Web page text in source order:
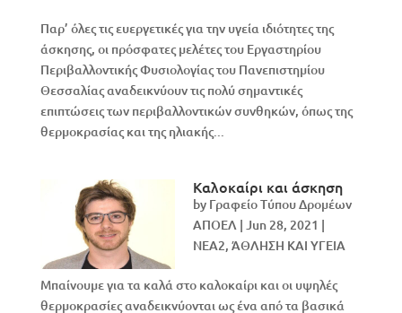
Παρ’ όλες τις ευεργετικές για την υγεία ιδιότητες της
άσκησης, οι πρόσφατες μελέτες του Εργαστηρίου
Περιβαλλοντικής Φυσιολογίας του Πανεπιστημίου
Θεσσαλίας αναδεικνύουν τις πολύ σημαντικές
επιπτώσεις των περιβαλλοντικών συνθηκών, όπως της
θερμοκρασίας και της ηλιακής...
Καλοκαίρι και άσκηση
by Γραφείο Τύπου Δρομέων
ΑΠΟΕΛ | Jun 28, 2021 |
NEA2, ΆΘΛΗΣΗ ΚΑΙ ΥΓΕΙΑ
Μπαίνουμε για τα καλά στο καλοκαίρι και οι υψηλές
θερμοκρασίες αναδεικνύονται ως ένα από τα βασικά